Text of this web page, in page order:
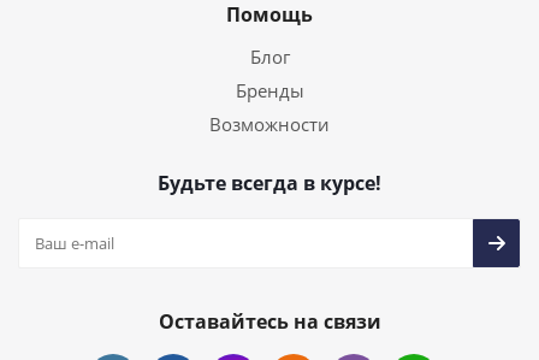
Помощь
Блог
Бренды
Возможности
Будьте всегда в курсе!
Оставайтесь на связи